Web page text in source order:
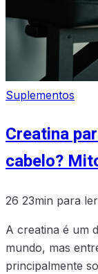
Suplementos
Creatina
cabelo?
26 23min para ler
A creatina é um
mundo, mas
principalmente